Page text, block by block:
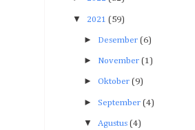
▼ 2021 (59)
► Desember (6)
► November (1)
► Oktober (9)
► September (4)
▼ Agustus (4)